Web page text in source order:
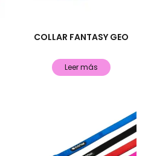
COLLAR FANTASY GEO
Leer más